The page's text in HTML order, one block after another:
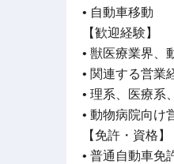
• 自動車移動
【歓迎経験】
• 獣医療業界、
• 関連する営業
• 理系、医療系
• 動物病院向け
【免許・資格】
• 普通自動車免